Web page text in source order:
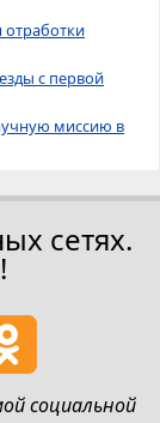
отработки
с первой
миссию в
сетях.
социальной